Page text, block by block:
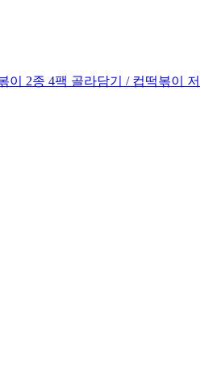
이 2종 4팩 골라담기 / 컵떡볶이 저